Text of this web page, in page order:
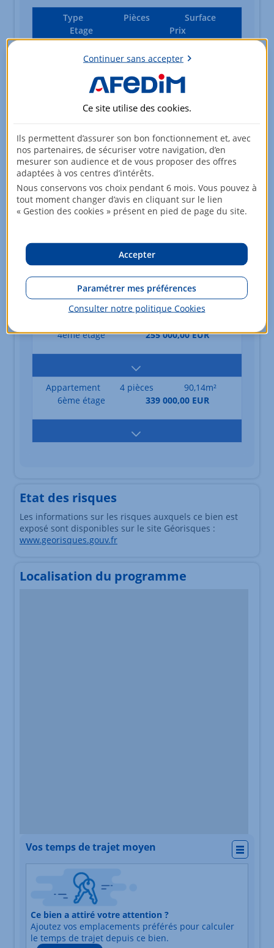
Type Pièces
Surface
Etage
Prix
Appartement 3 pièces
58,93m²
222 000,00 EUR
4ème étage
237 000,00 EUR
Appartement 3 pièces
60,16m²
4ème étage
223 000,00 EUR
4 pièces
5ème étage
249 000,00 EUR
4ème étage
255 000,00 EUR
Appartement 4 pièces
90,14m²
6ème étage
339 000,00 EUR
Etat des risques
Les informations sur les risques auxquels ce bien est
exposé sont disponibles sur le site Géorisques :
www.georisques.gouv.fr
Localisation du programme
Vos temps de trajet moyen
Nature du lieu
Adresse
Durée du trajet en voiture
Durée du trajet en
Ce bien a attiré votre attention ?
Ajoutez vos emplacements préférés pour calculer
le temps de trajet depuis ce bien.
Continuer sans accepter
Ce site utilise des cookies.
Ils permettent d’assurer son bon fonctionnement et, avec
nos partenaires, de sécuriser votre navigation, d’en
mesurer son audience et de vous proposer des offres
adaptées à vos centres d’intérêts.
Nous conservons vos choix pendant 6 mois. Vous pouvez à
tout moment changer d’avis en cliquant sur le lien
« Gestion des cookies » présent en pied de page du site.
Accepter
Paramétrer mes préférences
Consulter notre politique Cookies